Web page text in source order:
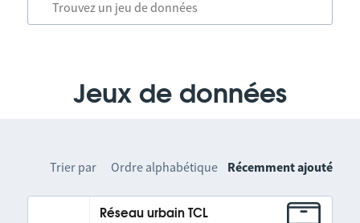
Jeux de données
Trier par Ordre alphabétique Récemment ajouté
Réseau urbain TCL